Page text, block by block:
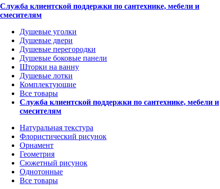
Служба клиентской поддержки по сантехнике, мебели и
смесителям
Душевые уголки
Душевые двери
Душевые перегородки
Душевые боковые панели
Шторки на ванну
Душевые лотки
Комплектующие
Все товары
Служба клиентской поддержки по сантехнике, мебели и
смесителям
Натуральная текстура
Флористический рисунок
Орнамент
Геометрия
Сюжетный рисунок
Однотонные
Все товары